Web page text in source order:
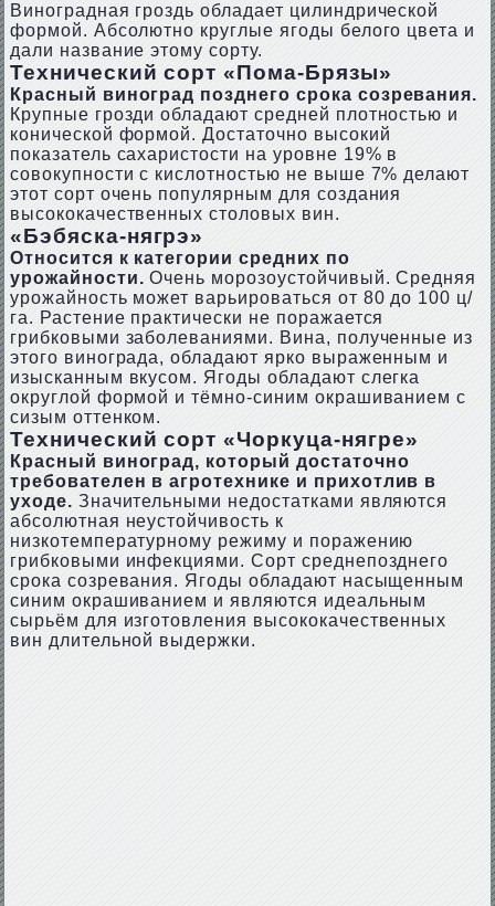
Виноградная гроздь обладает цилиндрической
формой. Абсолютно круглые ягоды белого цвета и
дали название этому сорту.
Технический сорт «Пома-Брязы»
Красный виноград позднего срока созревания.
Крупные грозди обладают средней плотностью и
конической формой. Достаточно высокий
показатель сахаристости на уровне 19% в
совокупности с кислотностью не выше 7% делают
этот сорт очень популярным для создания
высококачественных столовых вин.
«Бэбяска-нягрэ»
Относится к категории средних по
урожайности. Очень морозоустойчивый. Средняя
урожайность может варьироваться от 80 до 100 ц/
га. Растение практически не поражается
грибковыми заболеваниями. Вина, полученные из
этого винограда, обладают ярко выраженным и
изысканным вкусом. Ягоды обладают слегка
округлой формой и тёмно-синим окрашиванием с
сизым оттенком.
Технический сорт «Чоркуца-нягре»
Красный виноград, который достаточно
требователен в агротехнике и прихотлив в
уходе. Значительными недостатками являются
абсолютная неустойчивость к
низкотемпературному режиму и поражению
грибковыми инфекциями. Сорт среднепозднего
срока созревания. Ягоды обладают насыщенным
синим окрашиванием и являются идеальным
сырьём для изготовления высококачественных
вин длительной выдержки.